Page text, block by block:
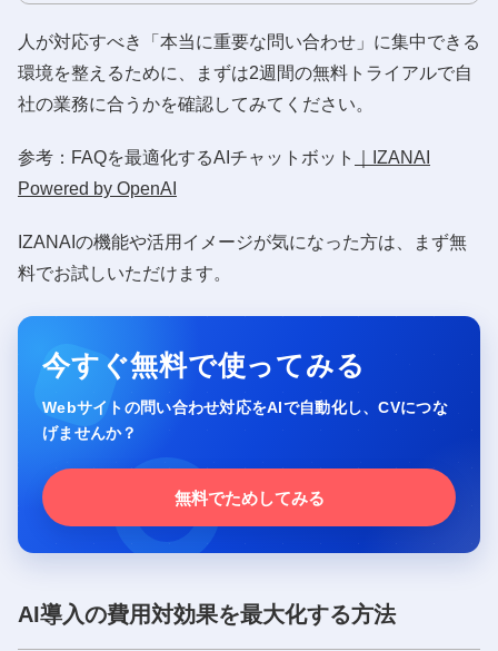
人が対応すべき「本当に重要な問い合わせ」に集中できる
環境を整えるために、まずは2週間の無料トライアルで自
社の業務に合うかを確認してみてください。
参考：FAQを最適化するAIチャットボット
｜IZANAI
Powered by OpenAI
IZANAIの機能や活用イメージが気になった方は、まず無
料でお試しいただけます。
今すぐ無料で使ってみる
Webサイトの問い合わせ対応をAIで自動化し、CVにつな
げませんか？
無料でためしてみる
AI導入の費用対効果を最大化する方法